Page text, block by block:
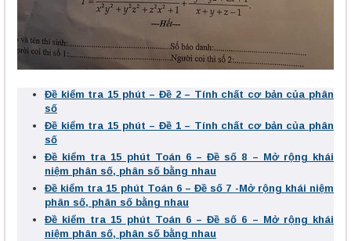
Đề kiểm tra 15 phút – Đề 2 – Tính chất cơ bản của phân
số
Đề kiểm tra 15 phút – Đề 1 – Tính chất cơ bản của phân
số
Đề kiểm tra 15 phút Toán 6 – Đề số 8 – Mở rộng khái
niệm phân số, phân số bằng nhau
Đề kiểm tra 15 phút Toán 6 – Đề số 7 -Mở rộng khái niệm
phân số, phân số bằng nhau
Đề kiểm tra 15 phút Toán 6 – Đề số 6 – Mở rộng khái
niệm phân số, phân số bằng nhau